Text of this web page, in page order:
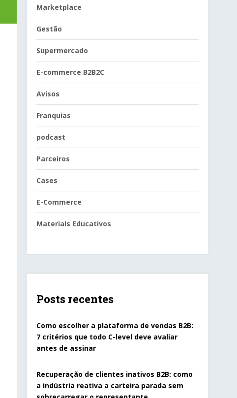
Marketplace
Gestão
Supermercado
E-commerce B2B2C
Avisos
Franquias
podcast
Parceiros
Cases
E-Commerce
Materiais Educativos
Posts recentes
Como escolher a plataforma de vendas B2B:
7 critérios que todo C-level deve avaliar
antes de assinar
Recuperação de clientes inativos B2B: como
a indústria reativa a carteira parada sem